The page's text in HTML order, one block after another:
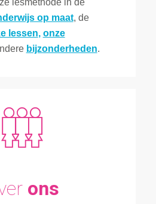
lesmethode in de
op maat, de
lessen, onze
bijzonderheden.
ons